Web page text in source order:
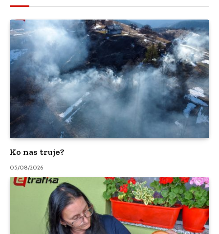
Ko nas truje?
05/08/2026